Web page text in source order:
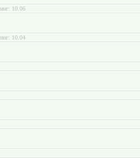
10.06
10.04